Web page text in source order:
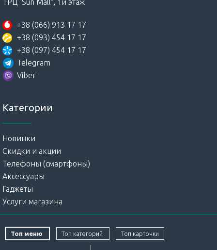
ТРЦ "Sun Mall", 1й этаж
+38 (066) 913 17 17
+38 (093) 454 17 17
+38 (097) 454 17 17
Telegram
Viber
Категории
Новинки
Скидки и акции
Телефоны (смартфоны)
Аксессуары
Гаджеты
Услуги магазина
Топ меню Топ категорий Топ карточки